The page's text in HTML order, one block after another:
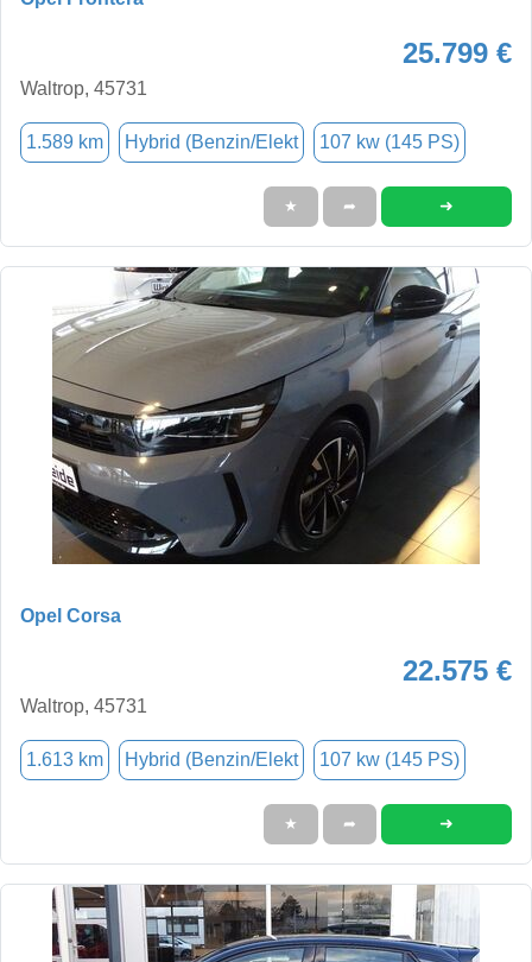
25.799 €
Waltrop, 45731
1.589 km Hybrid (Benzin/Elekt 107 kw (145 PS)
★ ➦ ➜
Opel Corsa
22.575 €
Waltrop, 45731
1.613 km Hybrid (Benzin/Elekt 107 kw (145 PS)
★ ➦ ➜